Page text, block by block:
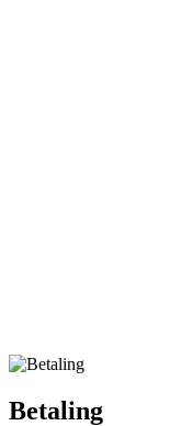
Betaling